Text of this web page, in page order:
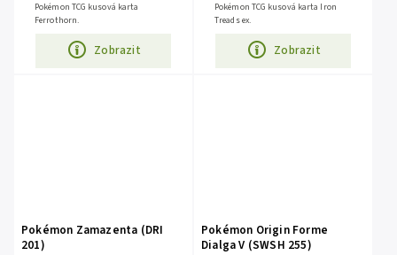
Zobrazit
Pokémon TCG kusová karta
Ferrothorn.
Zobrazit
Pokémon TCG kusová karta Iron
Treads ex.
Pokémon Zamazenta (DRI
201)
Pokémon Origin Forme
Dialga V (SWSH 255)